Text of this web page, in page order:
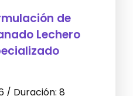
de
Lechero
/ Duración: 8